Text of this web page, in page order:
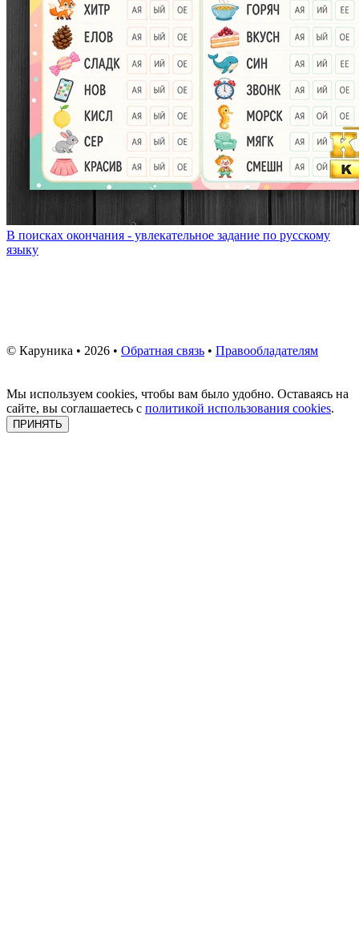
В поисках окончания - увлекательное задание по русскому
языку
© Каруника • 2026 • Обратная связь • Правообладателям
Мы используем cookies, чтобы вам было удобно. Оставаясь на
сайте, вы соглашаетесь с политикой использования cookies.
ПРИНЯТЬ